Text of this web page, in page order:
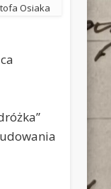
Osiaka